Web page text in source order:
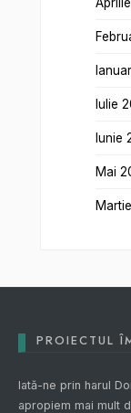
Iulie
Iunie
Mai
PROIECTUL
Iată-ne prin harul
apropiem mai mult